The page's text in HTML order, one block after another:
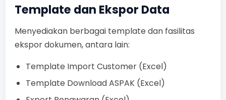
Template dan Ekspor Data
Menyediakan berbagai template dan fasilitas
ekspor dokumen, antara lain:
Template Import Customer (Excel)
Template Download ASPAK (Excel)